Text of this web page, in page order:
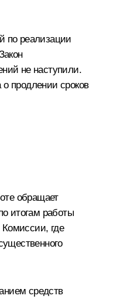
по реализации
не наступили.
продлении сроков
обращает
итогам работы
где
средств